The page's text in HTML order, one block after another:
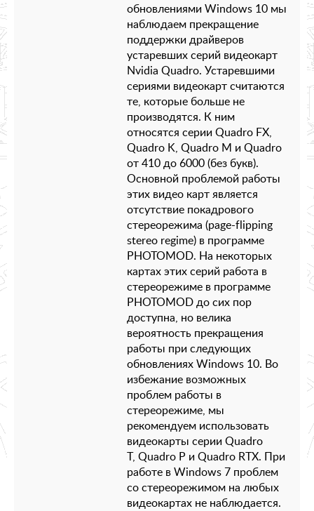
обновлениями Windows 10 мы
наблюдаем прекращение
поддержки драйверов
устаревших серий видеокарт
Nvidia Quadro. Устаревшими
сериями видеокарт считаются
те, которые больше не
производятся. К ним
относятся серии Quadro FX,
Quadro K, Quadro M и Quadro
от 410 до 6000 (без букв).
Основной проблемой работы
этих видео карт является
отсутствие покадрового
стереорежима (page-flipping
stereo regime) в программе
PHOTOMOD. На некоторых
картах этих серий работа в
стереорежиме в программе
PHOTOMOD до сих пор
доступна, но велика
вероятность прекращения
работы при следующих
обновлениях Windows 10. Во
избежание возможных
проблем работы в
стереорежиме, мы
рекомендуем использовать
видеокарты серии Quadro
T, Quadro P и Quadro RTX. При
работе в Windows 7 проблем
со стереорежимом на любых
видеокартах не наблюдается.